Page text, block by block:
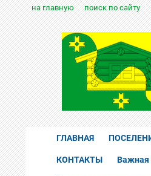
на главную поиск по сайту
ГЛАВНАЯ
КОНТАКТЫ Важная